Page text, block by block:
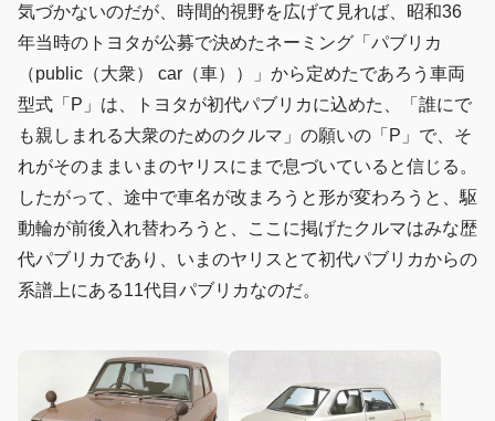
気づかないのだが、時間的視野を広げて見れば、昭和36
年当時のトヨタが公募で決めたネーミング「パブリカ
（public（大衆） car（車））」から定めたであろう車両
型式「P」は、トヨタが初代パブリカに込めた、「誰にで
も親しまれる大衆のためのクルマ」の願いの「P」で、そ
れがそのままいまのヤリスにまで息づいていると信じる。
したがって、途中で車名が改まろうと形が変わろうと、駆
動輪が前後入れ替わろうと、ここに掲げたクルマはみな歴
代パブリカであり、いまのヤリスとて初代パブリカからの
系譜上にある11代目パブリカなのだ。